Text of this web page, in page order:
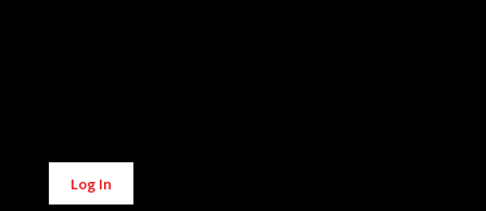
Alternative:
Log In